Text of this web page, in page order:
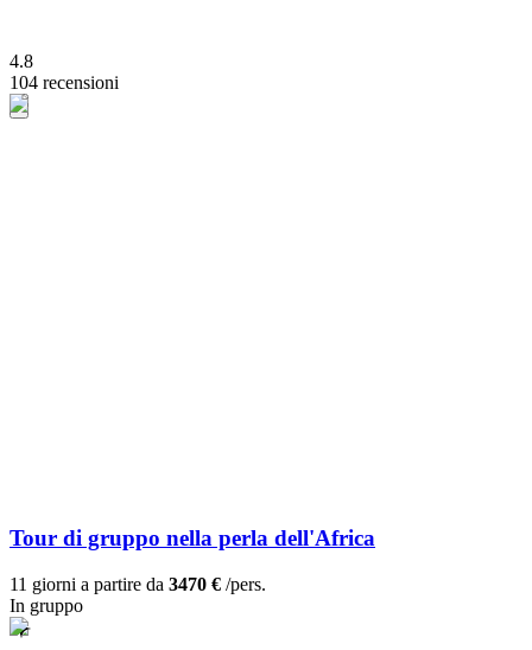
4.8
104 recensioni
Tour di gruppo nella perla dell'Africa
11 giorni a partire da 3470 € /pers.
In gruppo